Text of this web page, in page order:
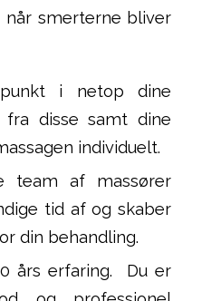
smerterne bliver
i netop dine
disse samt dine
individuelt.
team af massører
tid af og skaber
din behandling.
års erfaring. Du er